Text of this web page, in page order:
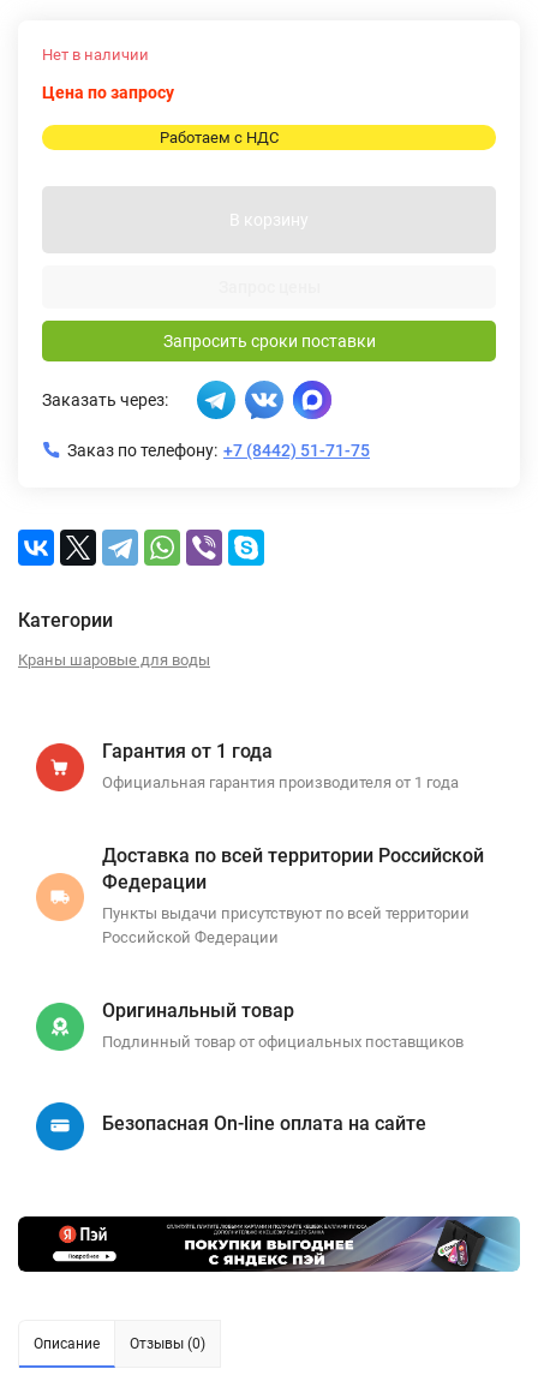
Нет в наличии
Цена по запросу
Работаем с НДС
В корзину
Запросить сроки поставки
Заказать через:
Заказ по телефону: +7 (8442) 51-71-75
Категории
Краны шаровые для воды
Гарантия от 1 года
Официальная гарантия производителя от 1 года
Доставка по всей территории Российской
Федерации
Пункты выдачи присутствуют по всей территории
Российской Федерации
Оригинальный товар
Подлинный товар от официальных поставщиков
Безопасная On-line оплата на сайте
Описание Отзывы (0)